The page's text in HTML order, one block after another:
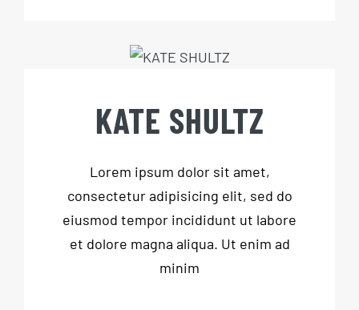
KATE SHULTZ
Lorem ipsum dolor sit amet,
consectetur adipisicing elit, sed do
eiusmod tempor incididunt ut labore
et dolore magna aliqua. Ut enim ad
minim